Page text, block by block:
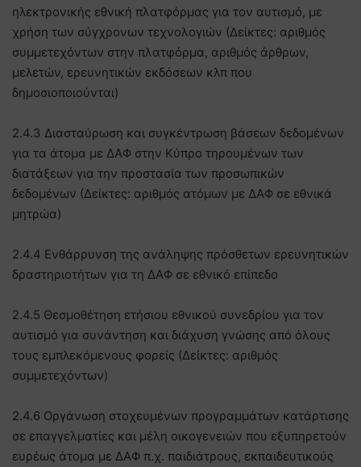
ηλεκτρονικής εθνική πλατφόρμας για τον αυτισμό, με
χρήση των σύγχρονων τεχνολογιών (Δείκτες: αριθμός
συμμετεχόντων στην πλατφόρμα, αριθμός άρθρων,
μελετών, ερευνητικών εκδόσεων κλπ που
δημοσιοποιούνται)
2.4.3 Διασταύρωση και συγκέντρωση βάσεων δεδομένων
για τα άτομα με ΔΑΦ στην Κύπρο τηρουμένων των
διατάξεων για την προστασία των προσωπικών
δεδομένων (Δείκτες: αριθμός ατόμων με ΔΑΦ σε εθνικά
μητρώα)
2.4.4 Ενθάρρυνση της ανάληψης πρόσθετων ερευνητικών
δραστηριοτήτων για τη ΔΑΦ σε εθνικό επίπεδο
2.4.5 Θεσμοθέτηση ετήσιου εθνικού συνεδρίου για τον
αυτισμό για συνάντηση και διάχυση γνώσης από όλους
τους εμπλεκόμενους φορείς (Δείκτες: αριθμός
συμμετεχόντων)
2.4.6 Οργάνωση στοχευμένων προγραμμάτων κατάρτισης
σε επαγγελματίες και μέλη οικογενειών που εξυπηρετούν
ευρέως άτομα με ΔΑΦ π.χ. παιδιάτρους, εκπαιδευτικούς